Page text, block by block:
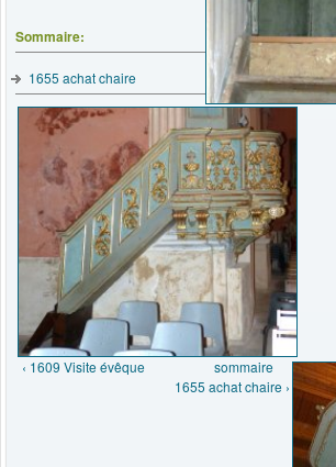
Sommaire:
1655 achat chaire
‹ 1609 Visite évêque
sommaire
1655 achat chaire ›